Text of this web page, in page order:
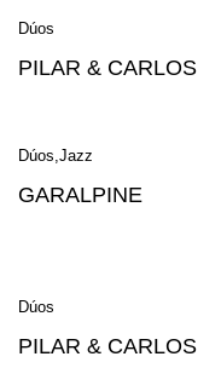
Dúos
PILAR & CARLOS
Dúos Jazz
GARALPINE
Dúos
PILAR & CARLOS